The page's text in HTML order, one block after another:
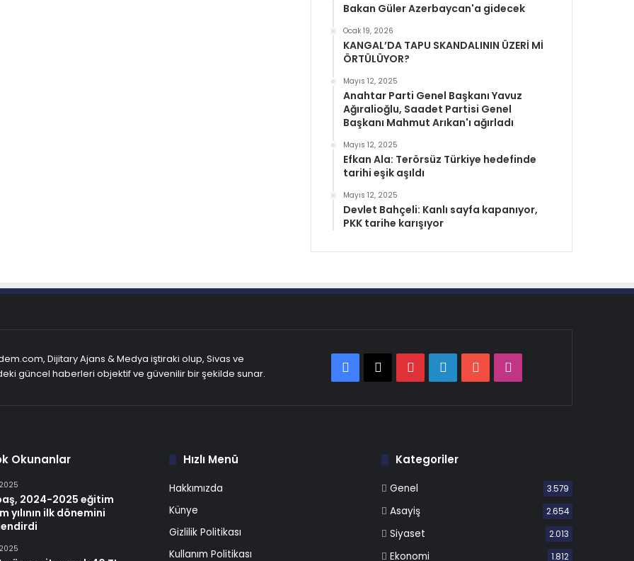
Bakan Güler Azerbaycan'a gidecek
Ocak 19, 2026
KANGAL’DA TAPU SKANDALININ ÜZERİ Mİ
ÖRTÜLÜYOR?
Mayıs 12, 2025
Anahtar Parti Genel Başkanı Yavuz
Ağıralioğlu, Saadet Partisi Genel
Başkanı Mahmut Arıkan'ı ağırladı
Mayıs 12, 2025
Efkan Ala: Terörsüz Türkiye hedefinde
tarihi eşik aşıldı
Mayıs 12, 2025
Devlet Bahçeli: Kanlı sayfa kapanıyor,
PKK tarihe karışıyor
Dijitary Ajans & Medya iştiraki olup, Sivas ve
güncel haberleri objektif ve güvenilir bir şekilde sunar.
Facebook
X PinterestLinkedInYouTube
Okunanlar
2024-2025 eğitim
yılının ilk dönemini
Hızlı Menü
Hakkımızda
Künye
Gizlilik Politikası
Kullanım Politikası
Kategoriler
Genel 3.579
Asayiş 2.654
Siyaset 2.013
Ekonomi 1.812